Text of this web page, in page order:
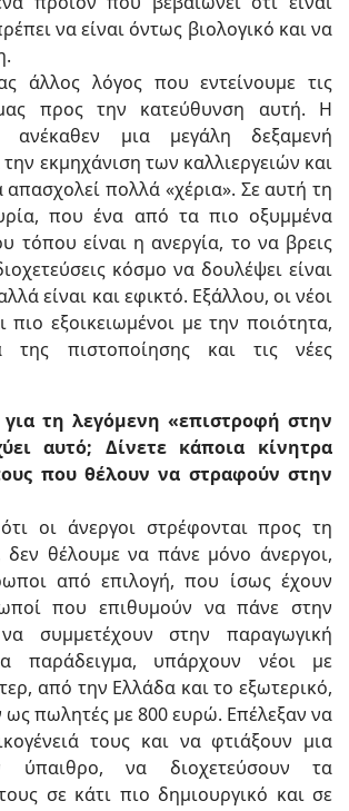
να είναι όντως βιολογικό και να
άλλος λόγος που εντείνουμε τις
προς την κατεύθυνση αυτή. Η
ανέκαθεν μια μεγάλη δεξαμενή
εκμηχάνιση των καλλιεργειών και
απασχολεί πολλά «χέρια». Σε αυτή τη
που ένα από τα πιο οξυμμένα
τόπου είναι η ανεργία, το να βρεις
κόσμο να δουλέψει είναι
είναι και εφικτό. Εξάλλου, οι νέοι
πιο εξοικειωμένοι με την ποιότητα,
της πιστοποίησης και τις νέες
τη λεγόμενη «επιστροφή στην
αυτό; Δίνετε κάποια κίνητρα
που θέλουν να στραφούν στην
οι άνεργοι στρέφονται προς τη
δεν θέλουμε να πάνε μόνο άνεργοι,
από επιλογή, που ίσως έχουν
που επιθυμούν να πάνε στην
συμμετέχουν στην παραγωγική
παράδειγμα, υπάρχουν νέοι με
από την Ελλάδα και το εξωτερικό,
πωλητές με 800 ευρώ. Επέλεξαν να
τους και να φτιάξουν μια
ύπαιθρο, να διοχετεύσουν τα
σε κάτι πιο δημιουργικό και σε